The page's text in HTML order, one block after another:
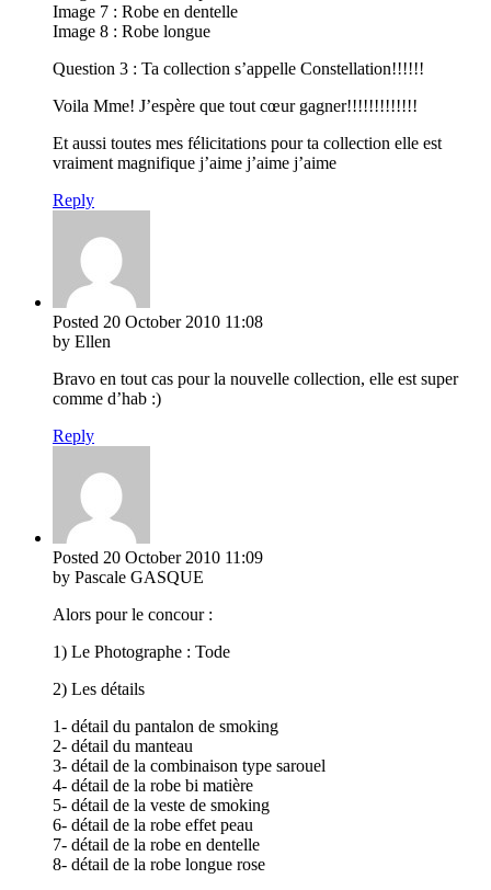
Image 7 : Robe en dentelle
Image 8 : Robe longue
Question 3 : Ta collection s’appelle Constellation!!!!!!
Voila Mme! J’espère que tout cœur gagner!!!!!!!!!!!!!
Et aussi toutes mes félicitations pour ta collection elle est
vraiment magnifique j’aime j’aime j’aime
Reply
Posted 20 October 2010 11:08
by Ellen
Bravo en tout cas pour la nouvelle collection, elle est super
comme d’hab :)
Reply
Posted 20 October 2010 11:09
by Pascale GASQUE
Alors pour le concour :
1) Le Photographe : Tode
2) Les détails
1- détail du pantalon de smoking
2- détail du manteau
3- détail de la combinaison type sarouel
4- détail de la robe bi matière
5- détail de la veste de smoking
6- détail de la robe effet peau
7- détail de la robe en dentelle
8- détail de la robe longue rose